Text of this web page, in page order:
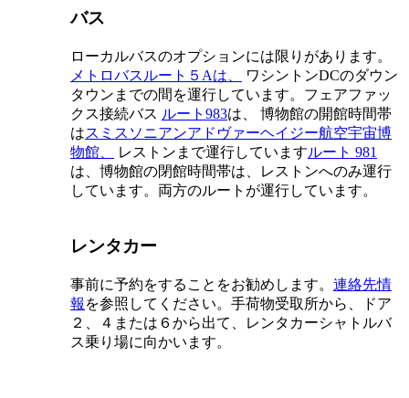
バス
ローカルバスのオプションには限りがあります。
メトロバスルート５Aは、
ワシントンDCのダウン
タウンまでの間を運行しています。フェアファッ
クス接続バス ルート983は、 博物館の開館時間帯
はスミスソニアンアドヴァーヘイジー航空宇宙博
物館、
レストンまで運行していますルート 981
は、博物館の閉館時間帯は、レストンへのみ運行
しています。両方のルートが運行しています。
レンタカー
事前に予約をすることをお勧めします。 連絡先情
報 を参照してください。手荷物受取所から、ドア
２、４または６から出て、レンタカーシャトルバ
ス乗り場に向かいます。